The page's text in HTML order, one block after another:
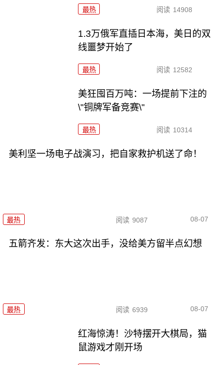
最热 阅读 14908
1.3万俄军直插日本海，美日的双
线噩梦开始了
最热 阅读 12582
美狂囤百万吨：一场提前下注的
\"铜牌军备竞赛\"
最热 阅读 10314
美利坚一场电子战演习，把自家救护机送了命！
最热 阅读 9087 08-07
五箭齐发：东大这次出手，没给美方留半点幻想
最热 阅读 6939 08-07
红海惊涛！沙特摆开大棋局，猫
鼠游戏才刚开场